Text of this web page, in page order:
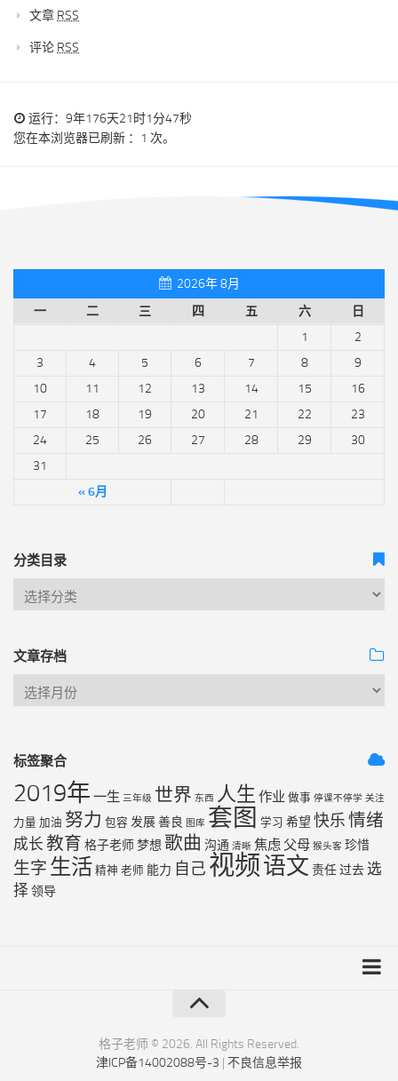
文章 RSS
评论 RSS
运行：9年176天21时1分47秒
您在本浏览器已刷新 ：1 次。
2026年 8月
一
二 三 四 五 六 日
« 6月
1
2
3
4 5 6 7 8
9
10
11 12 13 14 15
16
17
18 19 20 21 22
23
24
25 26 27 28 29
30
31
分类目录
文章存档
标签聚合
2019年 一生 三年级 世界 东西 人生 作业 做事 停课不停学 关注
力量 加油 努力 包容 发展善良 图库 套图 学习 希望 快乐情绪
成长 教育 格子老师梦想 歌曲 沟通 清晰 焦虑 父母 猴头客 珍惜
生字 生活 精神 老师 能力 自己 视频语文 责任过去 选
择 领导
格子老师 © 2026. All Rights Reserved.
津ICP备14002088号-3 | 不良信息举报